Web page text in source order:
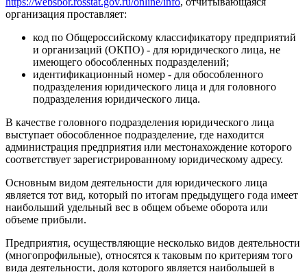
организация проставляет:
код по Общероссийскому классификатору предприятий
и организаций (ОКПО) - для юридического лица, не
имеющего обособленных подразделений;
идентификационный номер - для обособленного
подразделения юридического лица и для головного
подразделения юридического лица.
В качестве головного подразделения юридического лица
выступает обособленное подразделение, где находится
администрация предприятия или местонахождение которого
соответствует зарегистрированному юридическому адресу.
Основным видом деятельности для юридического лица
является тот вид, который по итогам предыдущего года имеет
наибольший удельный вес в общем объеме оборота или
объеме прибыли.
Предприятия, осуществляющие несколько видов деятельности
(многопрофильные), относятся к таковым по критериям того
вида деятельности, доля которого является наибольшей в